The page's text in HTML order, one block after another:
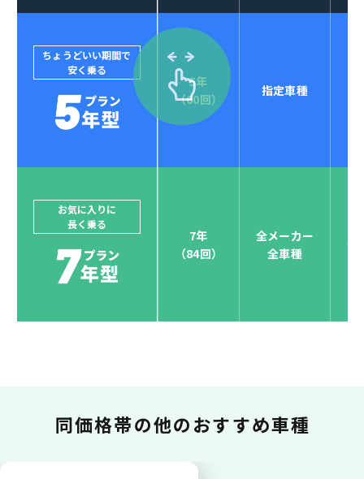
POINT
4
セブンマックスなら
クレジットカード払い可能
ジョイカルジャパンでは、カーリース決済を国際5大カ
他にはないサービスがクレジットカード決済、賢くポ
イント運用も！
ポイント還元
ちょうどいい期間で
安く乗る
5年
（60回）
指定車種
お気に入りに
長く乗る
7年
（84回）
全メーカー
全車種
全
同価格帯の他のおすすめ車種